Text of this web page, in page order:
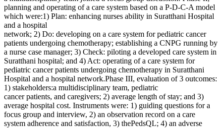
planning and operating of a care system based on a P-D-C-A model
which were:1) Plan: enhancing nurses ability in Suratthani Hospital
and a hospital
network; 2) Do: developing on a care system for pediatric cancer
patients undergoing chemotherapy; establishing a CNPG running by
a nurse case manager; 3) Check: piloting a developed care system in
Suratthani hospital; and 4) Act: operating of a care system for
pediatric cancer patients undergoing chemotherapy in Suratthani
Hospital and a hospital network.Phase III, evaluation of 3 outcomes:
1) stakeholders:a multidisciplinary team, pediatric
cancer patients, and caregivers; 2) average length of stay; and 3)
average hospital cost. Instruments were: 1) guiding questions for a
focus group and interview, 2) an observation record on a care
system adherence and satisfaction, 3) thePedsQL; 4) an adverse